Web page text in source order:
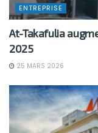
ENTREPRISE
At-Takafulia
2025
25 MARS 2026